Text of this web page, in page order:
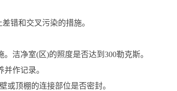
错和交叉污染的措施。
洁净室(区)的照度是否达到300勒克斯。
作记录。
或顶棚的连接部位是否密封。